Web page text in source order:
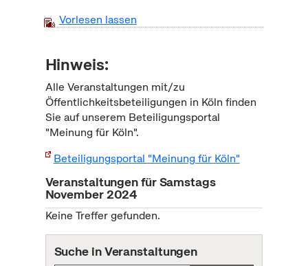
Vorlesen lassen
Hinweis:
Alle Veranstaltungen mit/zu
Öffentlichkeitsbeteiligungen in Köln finden
Sie auf unserem Beteiligungsportal
"Meinung für Köln".
Beteiligungsportal "Meinung für Köln"
Veranstaltungen für Samstags
November 2024
Keine Treffer gefunden.
Suche in Veranstaltungen